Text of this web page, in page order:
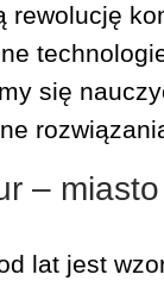
rewolucję
się
–
lat jest